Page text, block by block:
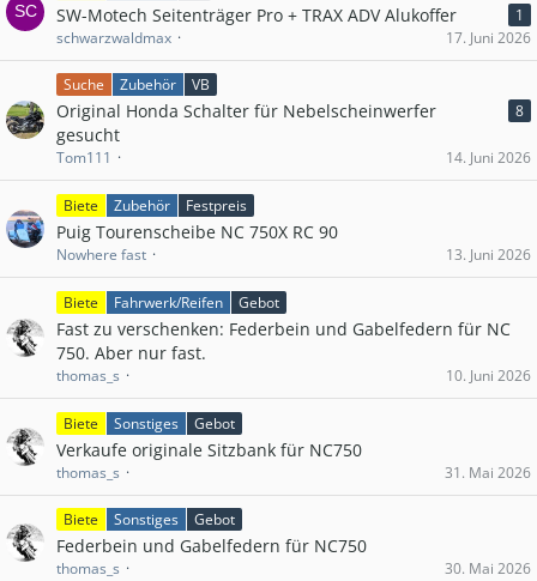
SW-Motech Seitenträger Pro + TRAX ADV Alukoffer
1
schwarzwaldmax
17. Juni 2026
Suche Zubehör VB
Original Honda Schalter für Nebelscheinwerfer
gesucht
8
Tom111 14. Juni 2026
Biete Zubehör Festpreis
Puig Tourenscheibe NC 750X RC 90
Nowhere fast 13. Juni 2026
Biete Fahrwerk/Reifen Gebot
Fast zu verschenken: Federbein und Gabelfedern für NC
750. Aber nur fast.
thomas_s 10. Juni 2026
Biete Sonstiges Gebot
Verkaufe originale Sitzbank für NC750
thomas_s 31. Mai 2026
Biete Sonstiges Gebot
Federbein und Gabelfedern für NC750
thomas_s 30. Mai 2026